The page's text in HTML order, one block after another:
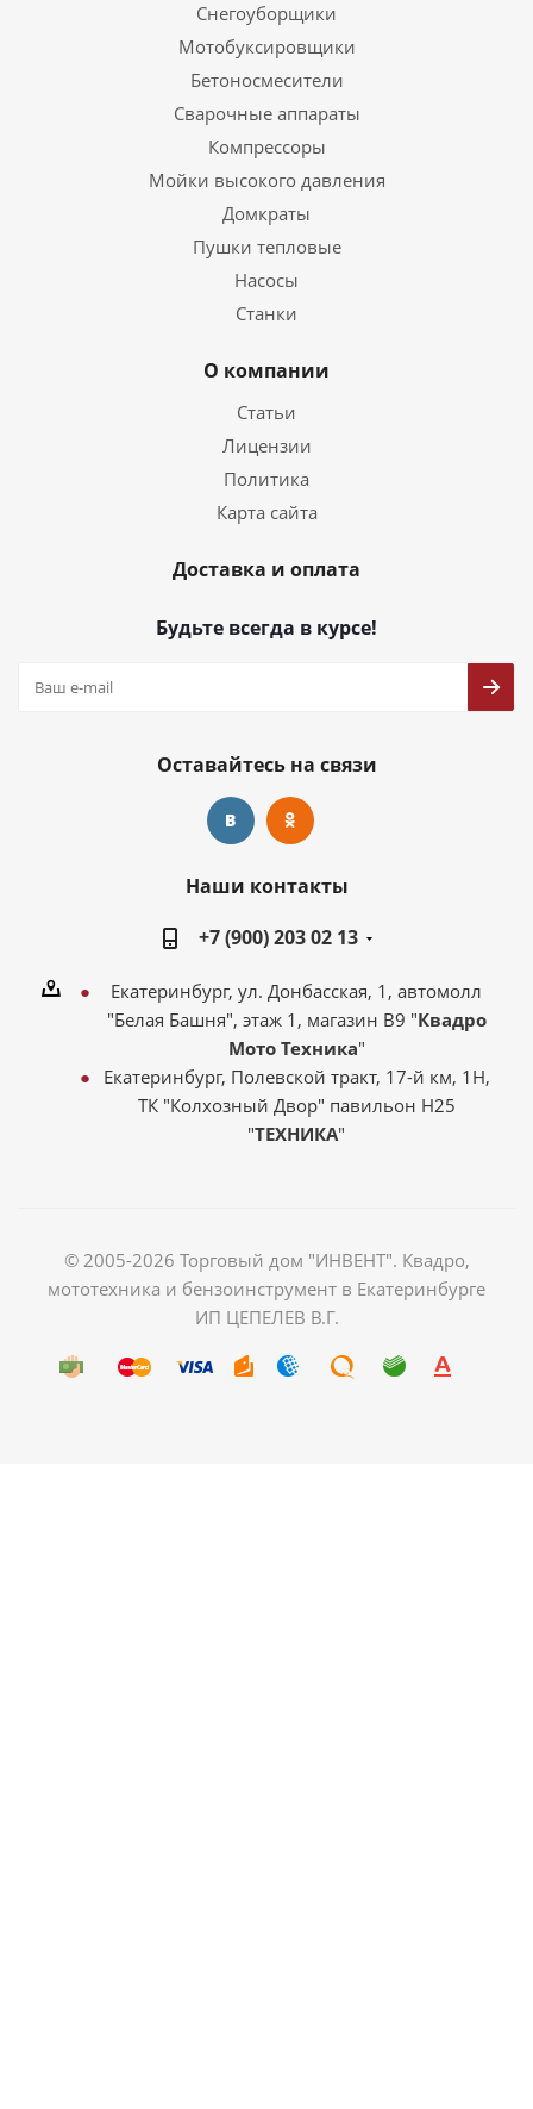
Снегоуборщики
Мотобуксировщики
Бетоносмесители
Сварочные аппараты
Компрессоры
Мойки высокого давления
Домкраты
Пушки тепловые
Насосы
Станки
О компании
Статьи
Лицензии
Политика
Карта сайта
Доставка и оплата
Будьте всегда в курсе!
Оставайтесь на связи
Наши контакты
+7 (900) 203 02 13
Екатеринбург, ул. Донбасская, 1, автомолл
"Белая Башня", этаж 1, магазин В9 "Квадро
Мото Техника"
Екатеринбург, Полевской тракт, 17-й км, 1Н,
ТК "Колхозный Двор" павильон Н25
"ТЕХНИКА"
© 2005-2026 Торговый дом "ИНВЕНТ". Квадро,
мототехника и бензоинструмент в Екатеринбурге
ИП ЦЕПЕЛЕВ В.Г.